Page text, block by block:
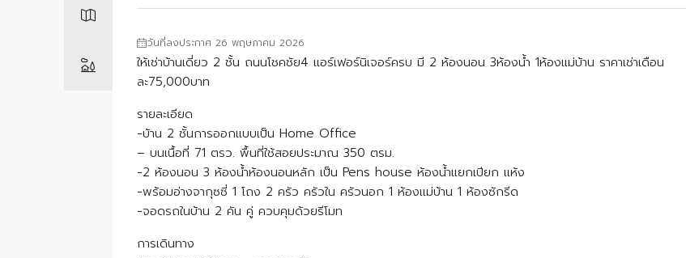
วันที่ลงประกาศ 26 พฤษภาคม 2026
ให้เช่าบ้านเดี่ยว 2 ชั้น ถนนโชคชัย4 แอร์เฟอร์นิเจอร์ครบ มี 2 ห้องนอน 3ห้องน้ำ 1ห้องแม่บ้าน ราคาเช่าเดือน
ละ75,000บาท
รายละเอียด
-บ้าน 2 ชั้นการออกแบบเป็น Home Office
– บนเนื้อที่ 71 ตรว. พื้นที่ใช้สอยประมาณ 350 ตรม.
-2 ห้องนอน 3 ห้องน้ำห้องนอนหลัก เป็น Pens house ห้องน้ำแยกเปียก แห้ง
-พร้อมอ่างจากุซซี่ 1 โถง 2 ครัว ครัวใน ครัวนอก 1 ห้องแม่บ้าน 1 ห้องซักรีด
-จอดรถในบ้าน 2 คัน คู่ ควบคุมด้วยรีโมท
การเดินทาง